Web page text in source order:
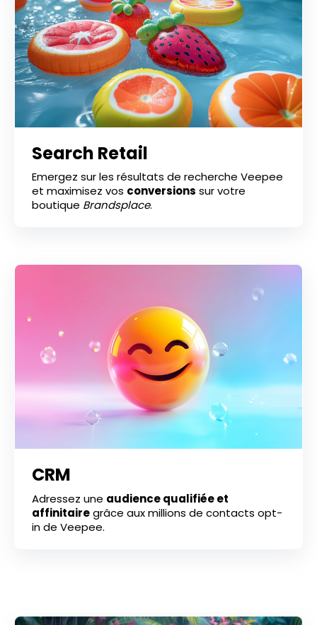
Search Retail
Emergez sur les résultats de recherche Veepee
et maximisez vos conversions sur votre
boutique Brandsplace.
CRM
Adressez une audience qualifiée et
affinitairegrâce aux millions de contacts opt-
in de Veepee.